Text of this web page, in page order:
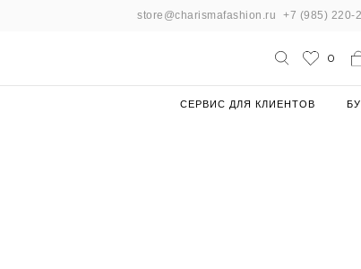
0
СЕРВИС ДЛЯ КЛИЕНТОВ
+7 (985) 220-
store@charismafashion.ru